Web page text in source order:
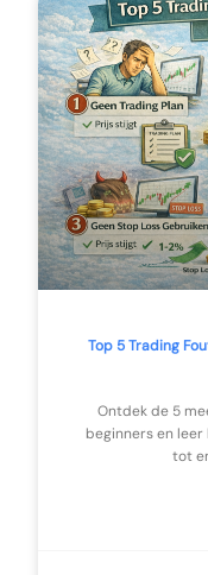
Top 5 Trading
Ontdek de 5
beginners en
tot